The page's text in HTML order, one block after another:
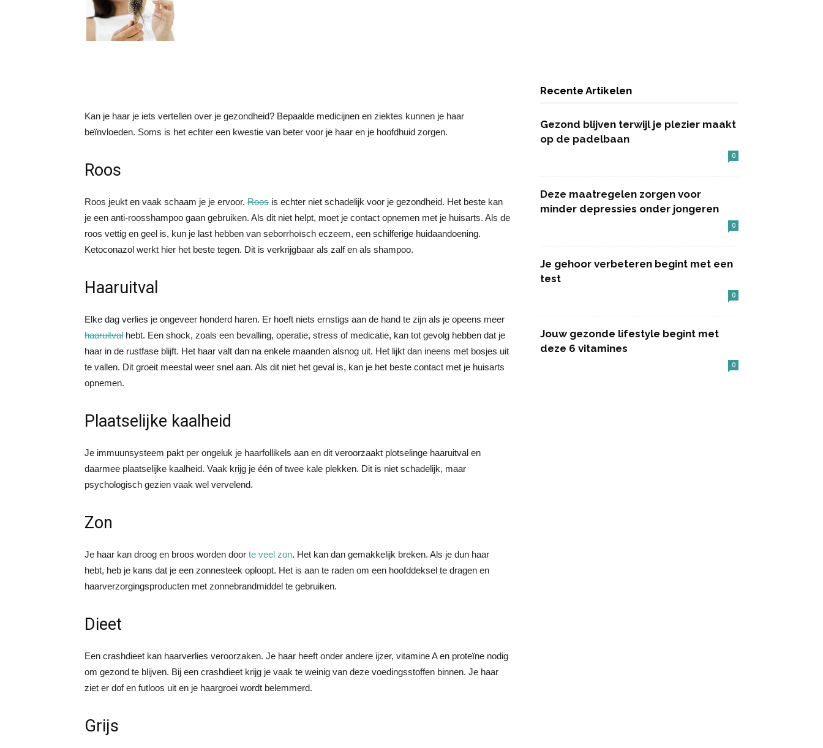
Kan je haar je iets vertellen over je gezondheid? Bepaalde medicijnen en ziektes kunnen je haar
beïnvloeden. Soms is het echter een kwestie van beter voor je haar en je hoofdhuid zorgen.
Roos
Roos jeukt en vaak schaam je je ervoor. Roos is echter niet schadelijk voor je gezondheid. Het beste kan
je een anti-roosshampoo gaan gebruiken. Als dit niet helpt, moet je contact opnemen met je huisarts. Als de
roos vettig en geel is, kun je last hebben van seborrhoïsch eczeem, een schilferige huidaandoening.
Ketoconazol werkt hier het beste tegen. Dit is verkrijgbaar als zalf en als shampoo.
Haaruitval
Elke dag verlies je ongeveer honderd haren. Er hoeft niets ernstigs aan de hand te zijn als je opeens meer
haaruitval hebt. Een shock, zoals een bevalling, operatie, stress of medicatie, kan tot gevolg hebben dat je
haar in de rustfase blijft. Het haar valt dan na enkele maanden alsnog uit. Het lijkt dan ineens met bosjes uit
te vallen. Dit groeit meestal weer snel aan. Als dit niet het geval is, kan je het beste contact met je huisarts
opnemen.
Plaatselijke kaalheid
Je immuunsysteem pakt per ongeluk je haarfollikels aan en dit veroorzaakt plotselinge haaruitval en
daarmee plaatselijke kaalheid. Vaak krijg je één of twee kale plekken. Dit is niet schadelijk, maar
psychologisch gezien vaak wel vervelend.
Zon
Je haar kan droog en broos worden door te veel zon. Het kan dan gemakkelijk breken. Als je dun haar
hebt, heb je kans dat je een zonnesteek oploopt. Het is aan te raden om een hoofddeksel te dragen en
haarverzorgingsproducten met zonnebrandmiddel te gebruiken.
Dieet
Een crashdieet kan haarverlies veroorzaken. Je haar heeft onder andere ijzer, vitamine A en proteïne nodig
om gezond te blijven. Bij een crashdieet krijg je vaak te weinig van deze voedingsstoffen binnen. Je haar
ziet er dof en futloos uit en je haargroei wordt belemmerd.
Grijs
Recente Artikelen
Gezond blijven terwijl je plezier maakt
op de padelbaan
0
Deze maatregelen zorgen voor
minder depressies onder jongeren
0
Je gehoor verbeteren begint met een
test
0
Jouw gezonde lifestyle begint met
deze 6 vitamines
0